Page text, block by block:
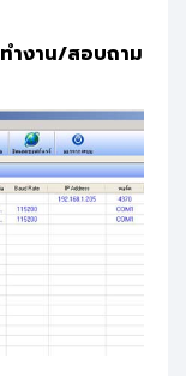
ำงาน/สอบถาม